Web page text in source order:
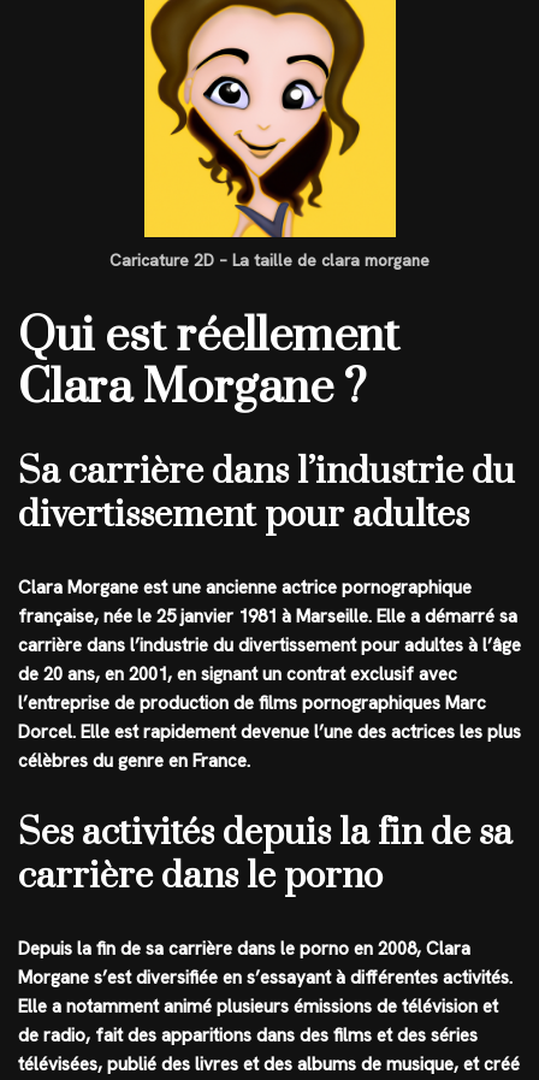
Caricature 2D – La taille de clara morgane
Qui est réellement
Clara Morgane ?
Sa carrière dans l’industrie du
divertissement pour adultes
Clara Morgane est une ancienne actrice pornographique
française, née le 25 janvier 1981 à Marseille. Elle a démarré sa
carrière dans l’industrie du divertissement pour adultes à l’âge
de 20 ans, en 2001, en signant un contrat exclusif avec
l’entreprise de production de films pornographiques Marc
Dorcel. Elle est rapidement devenue l’une des actrices les plus
célèbres du genre en France.
Ses activités depuis la fin de sa
carrière dans le porno
Depuis la fin de sa carrière dans le porno en 2008, Clara
Morgane s’est diversifiée en s’essayant à différentes activités.
Elle a notamment animé plusieurs émissions de télévision et
de radio, fait des apparitions dans des films et des séries
télévisées, publié des livres et des albums de musique, et créé